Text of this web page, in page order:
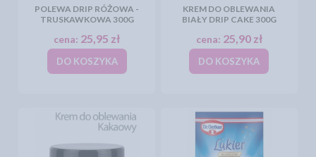
POLEWA DRIP RÓŻOWA -
TRUSKAWKOWA 300G
cena: 25,95 zł
DO KOSZYKA
KREM DO OBLEWANIA
BIAŁY DRIP CAKE 300G
cena: 25,90 zł
DO KOSZYKA